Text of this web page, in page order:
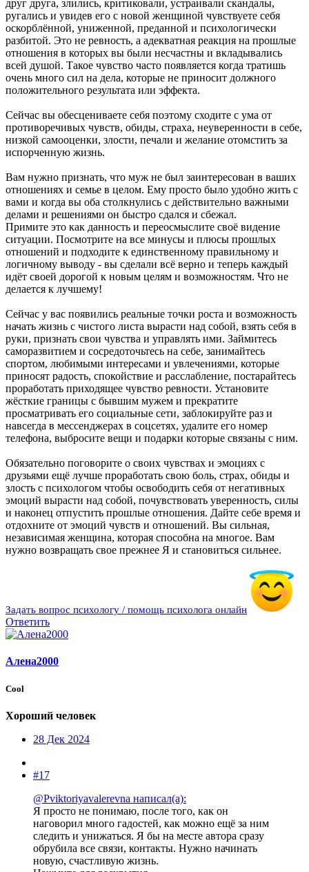
друг друга, злились, критиковали, устраивали скандалы,
ругались и увидев его с новой женщиной чувствуете себя
оскорблённой, униженной, преданной и психологически
разбитой. Это не ревность, а адекватная реакция на прошлые
отношения в которых вы были несчастны и вкладывались
всей душой. Такое чувство часто появляется когда тратишь
очень много сил на дела, которые не приносит должного
положительного результата или эффекта.
Сейчас вы обесцениваете себя поэтому сходите с ума от
противоречивых чувств, обиды, страха, неуверенности в себе,
низкой самооценки, злости, печали и желание отомстить за
испорченную жизнь.
Вам нужно признать, что муж не был заинтересован в ваших
отношениях и семье в целом. Ему просто было удобно жить с
вами и когда вы оба столкнулись с действительно важными
делами и решениями он быстро сдался и сбежал.
Примите это как данность и переосмыслите своё видение
ситуации. Посмотрите на все минусы и плюсы прошлых
отношений и подходите к единственному правильному и
логичному выводу - вы сделали всё верно и теперь каждый
идёт своей дорогой к новым целям и возможностям. Что не
делается к лучшему!
Сейчас у вас появились реальные точки роста и возможность
начать жизнь с чистого листа вырасти над собой, взять себя в
руки, признать свои чувства и управлять ими. Займитесь
саморазвитием и сосредоточьтесь на себе, занимайтесь
спортом, любимыми интересами и увлечениями, которые
приносят радость, спокойствие и расслабление, постарайтесь
проработать приходящее чувство ревности. Установите
жёсткие границы с бывшим мужем и прекратите
просматривать его социальные сети, заблокируйте раз и
навсегда в мессенджерах в соцсетях, удалите его номер
телефона, выбросите вещи и подарки которые связаны с ним.
Обязательно поговорите о своих чувствах и эмоциях с
друзьями ещё лучше проработать свою боль, страх, обиды и
злость с психологом чтобы освободить себя от негативных
эмоций вырасти над собой, почувствовать уверенность, силы
и наконец отпустить прошлые отношения. Дайте себе время и
отдохните от эмоций чувств и отношений. Вы сильная,
независимая женщина, которая способна на многое. Вам
нужно возвращать свое прежнее Я и становиться сильнее.
Задать вопрос психологу / помощь психолога онлайн
Ответить
Алена2000
Cool
Хороший человек
28 Дек 2024
#17
@Pviktoriyavalerevna написал(а):
Я просто не понимаю, после того, как он
наговорил много гадостей, как можно ещё за ним
следить и унижаться. Я бы на месте автора сразу
обрубила все связи, контакты. Нужно начинать
новую, счастливую жизнь.